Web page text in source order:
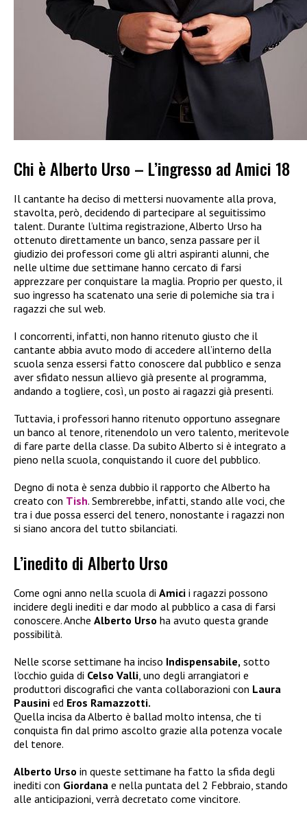
Chi è Alberto Urso – L’ingresso ad Amici 18
Il cantante ha deciso di mettersi nuovamente alla prova,
stavolta, però, decidendo di partecipare al seguitissimo
talent. Durante l’ultima registrazione, Alberto Urso ha
ottenuto direttamente un banco, senza passare per il
giudizio dei professori come gli altri aspiranti alunni, che
nelle ultime due settimane hanno cercato di farsi
apprezzare per conquistare la maglia. Proprio per questo, il
suo ingresso ha scatenato una serie di polemiche sia tra i
ragazzi che sul web.
I concorrenti, infatti, non hanno ritenuto giusto che il
cantante abbia avuto modo di accedere all’interno della
scuola senza essersi fatto conoscere dal pubblico e senza
aver sfidato nessun allievo già presente al programma,
andando a togliere, così, un posto ai ragazzi già presenti.
Tuttavia, i professori hanno ritenuto opportuno assegnare
un banco al tenore, ritenendolo un vero talento, meritevole
di fare parte della classe. Da subito Alberto si è integrato a
pieno nella scuola, conquistando il cuore del pubblico.
Degno di nota è senza dubbio il rapporto che Alberto ha
creato con Tish. Sembrerebbe, infatti, stando alle voci, che
tra i due possa esserci del tenero, nonostante i ragazzi non
si siano ancora del tutto sbilanciati.
L’inedito di Alberto Urso
Come ogni anno nella scuola di Amici i ragazzi possono
incidere degli inediti e dar modo al pubblico a casa di farsi
conoscere. Anche Alberto Urso ha avuto questa grande
possibilità.
Nelle scorse settimane ha inciso Indispensabile, sotto
l’occhio guida di Celso Valli , uno degli arrangiatori e
produttori discografici che vanta collaborazioni con Laura
Pausini ed Eros Ramazzotti.
Quella incisa da Alberto è ballad molto intensa, che ti
conquista fin dal primo ascolto grazie alla potenza vocale
del tenore.
Alberto Urso in queste settimane ha fatto la sfida degli
inediti con Giordana e nella puntata del 2 Febbraio, stando
alle anticipazioni, verrà decretato come vincitore.